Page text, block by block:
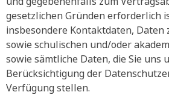
gesetzlichen Gründen erforderlich
insbesondere Kontaktdaten,
sowie schulischen und/oder
sowie sämtliche Daten, die Sie uns
Berücksichtigung der
Verfügung stellen.